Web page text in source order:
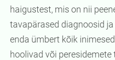
haigustest, mis on nii
tavapärased diagnoosid
enda ümbert kõik
hoolivad või